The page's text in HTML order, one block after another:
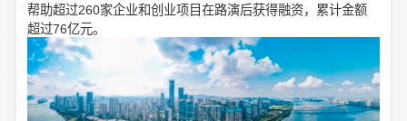
帮助超过260家企业和创业项目在路演后获得融资，累计金额
超过76亿元。